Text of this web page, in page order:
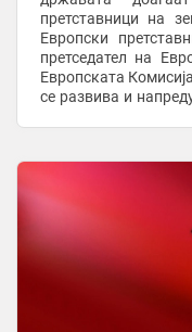
претставници на
Европски
претседател на
Европската
се развива и